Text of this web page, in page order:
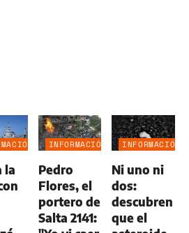
la
INFORMACIÓN
Pedro
Flores, el
portero de
Salta 2141:
INFORMACIÓN
Ni uno ni
dos:
descubren
que el